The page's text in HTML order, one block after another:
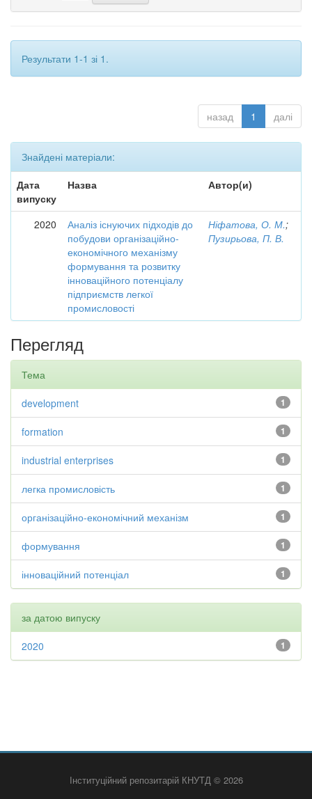
Результати 1-1 зі 1.
назад 1 далі
Знайдені матеріали:
Дата
випуску
Назва Автор(и)
2020
Аналіз існуючих підходів до
побудови організаційно-
економічного механізму
формування та розвитку
інноваційного потенціалу
підприємств легкої
промисловості
Ніфатова, О. М.;
Пузирьова, П. В.
Перегляд
Тема
1
development
1
formation
1
industrial enterprises
1
легка промисловість
1
організаційно-економічний механізм
1
формування
1
інноваційний потенціал
за датою випуску
1
2020
Інституційний репозитарій КНУТД © 2026